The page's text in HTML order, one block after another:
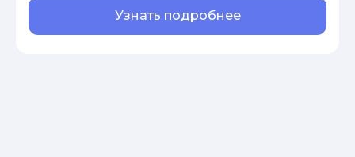
Узнать подробнее